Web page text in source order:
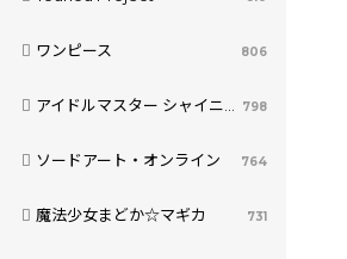
ワンピース 806
アイドルマスター シャイニーカラーズ 798
ソードアート・オンライン 764
魔法少女まどか☆マギカ 731